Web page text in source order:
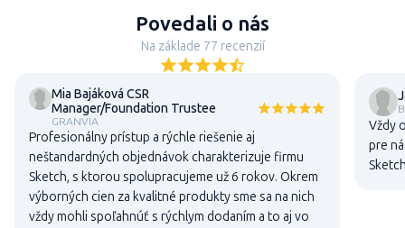
Povedali o nás
Na základe 77 recenzií
Mia Bajáková CSR
Manager/Foundation Trustee
GRANVIA
Profesionálny prístup a rýchle riešenie aj
neštandardných objednávok charakterizuje firmu
Sketch, s ktorou spolupracujeme už 6 rokov. Okrem
výborných cien za kvalitné produkty sme sa na nich
vždy mohli spoľahnúť s rýchlym dodaním a to aj vo
Vždy
pre